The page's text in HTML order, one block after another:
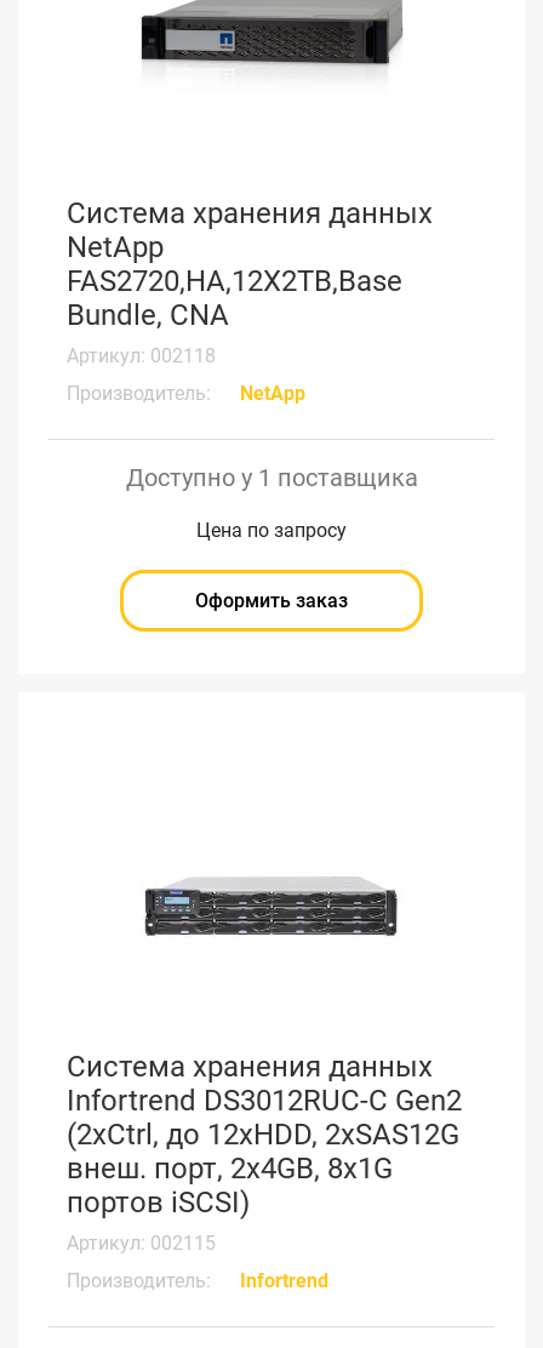
Система хранения данных
NetApp
FAS2720,HA,12X2TB,Base
Bundle, CNA
Артикул: 002118
Производитель:
NetApp
Доступно у 1 поставщика
Цена по запросу
Оформить заказ
Система хранения данных
Infortrend DS3012RUC-C Gen2
(2xCtrl, до 12xHDD, 2xSAS12G
внеш. порт, 2x4GB, 8x1G
портов iSCSI)
Артикул: 002115
Производитель:
Infortrend